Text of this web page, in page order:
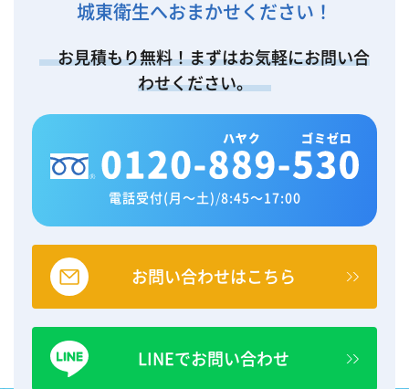
城東衛生へおまかせください！
お見積もり無料！まずはお気軽にお問い合
わせください。
電話受付(月～土) /8:45～17:00
お問い合わせはこちら
LINEでお問い合わせ